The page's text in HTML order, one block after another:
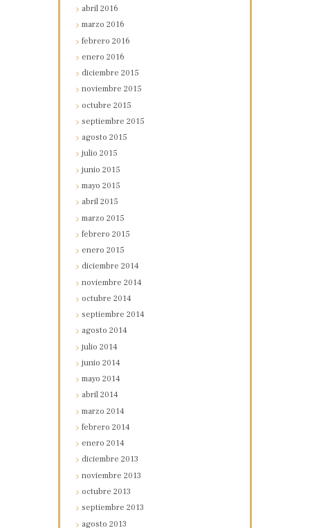
abril2016
marzo2016
febrero2016
enero2016
diciembre2015
noviembre2015
octubre2015
septiembre2015
agosto2015
julio2015
junio2015
mayo2015
abril2015
marzo2015
febrero2015
enero2015
diciembre2014
noviembre2014
octubre2014
septiembre2014
agosto2014
julio2014
junio2014
mayo2014
abril2014
marzo2014
febrero2014
enero2014
diciembre2013
noviembre2013
octubre2013
septiembre2013
agosto2013